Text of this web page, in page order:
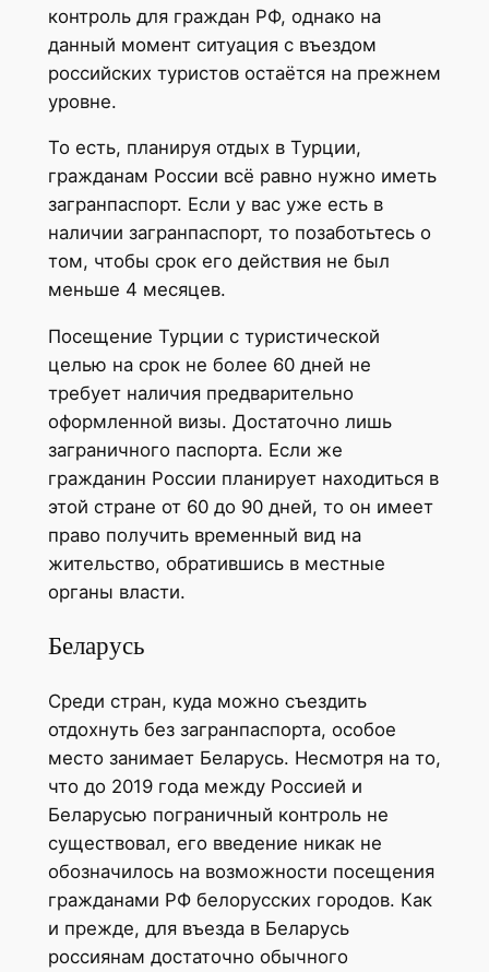
контроль для граждан РФ, однако на
данный момент ситуация с въездом
российских туристов остаётся на прежнем
уровне.
То есть, планируя отдых в Турции,
гражданам России всё равно нужно иметь
загранпаспорт. Если у вас уже есть в
наличии загранпаспорт, то позаботьтесь о
том, чтобы срок его действия не был
меньше 4 месяцев.
Посещение Турции с туристической
целью на срок не более 60 дней не
требует наличия предварительно
оформленной визы. Достаточно лишь
заграничного паспорта. Если же
гражданин России планирует находиться в
этой стране от 60 до 90 дней, то он имеет
право получить временный вид на
жительство, обратившись в местные
органы власти.
Беларусь
Среди стран, куда можно съездить
отдохнуть без загранпаспорта, особое
место занимает Беларусь. Несмотря на то,
что до 2019 года между Россией и
Беларусью пограничный контроль не
существовал, его введение никак не
обозначилось на возможности посещения
гражданами РФ белорусских городов. Как
и прежде, для въезда в Беларусь
россиянам достаточно обычного